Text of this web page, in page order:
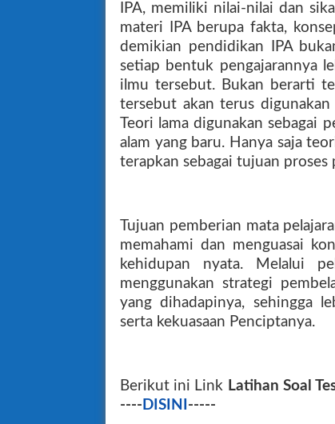
IPA, memiliki nilai-nilai dan
materi IPA berupa fakta,
demikian pendidikan IPA
setiap bentuk pengajarannya
ilmu tersebut. Bukan berarti
tersebut akan terus
Teori lama digunakan sebagai
alam yang baru. Hanya saja
terapkan sebagai tujuan proses
Tujuan pemberian mata
memahami dan menguasai
kehidupan nyata. Melalui
menggunakan strategi
yang dihadapinya, sehingga
serta kekuasaan Penciptanya.
Berikut ini Link Latihan Soal
---- DISINI -----